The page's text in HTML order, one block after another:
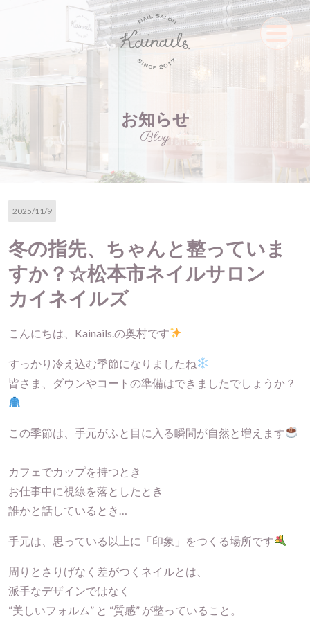
お知らせ
Blog
2025/11/9
冬の指先、ちゃんと整っていま
すか？☆松本市ネイルサロン
カイネイルズ
こんにちは、Kainails.の奥村です
すっかり冷え込む季節になりましたね
皆さま、ダウンやコートの準備はできましたでしょうか？
この季節は、手元がふと目に入る瞬間が自然と増えます
カフェでカップを持つとき
お仕事中に視線を落としたとき
誰かと話しているとき…
手元は、思っている以上に「印象」をつくる場所です
周りとさりげなく差がつくネイルとは、
派手なデザインではなく
“美しいフォルム” と “質感” が整っていること。